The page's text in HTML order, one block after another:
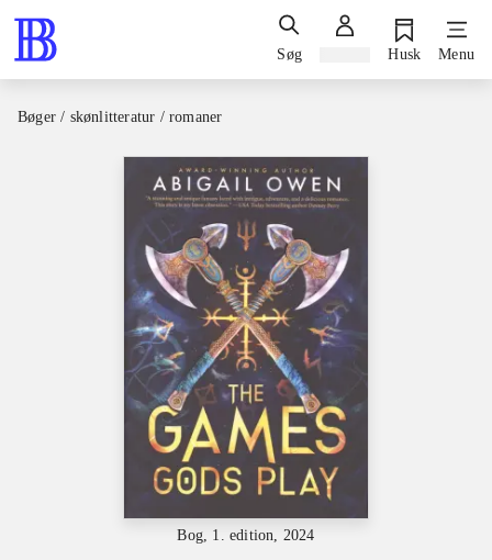
Søg Husk Menu
Bøger / skønlitteratur / romaner
Bog, 1. edition, 2024